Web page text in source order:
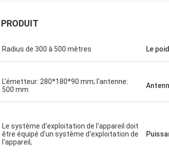
Le Lance-Canada
rapide et aucun problèmes
Radius de 300 à 500 mètres Le
L'émetteur: 280*180*90 mm; l'antenne:
500 mm
Le système d'exploitation de l'appareil doit
être équipé d'un système d'exploitation de
l'appareil,